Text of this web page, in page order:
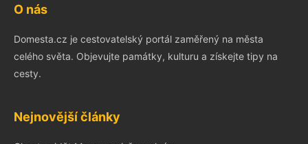
O nás
Domesta.cz je cestovatelský portál zaměřený na města
celého světa. Objevujte památky, kulturu a získejte tipy na
cesty.
Nejnovější články